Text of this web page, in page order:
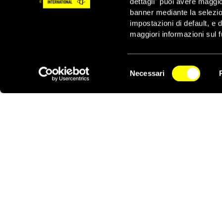
banner mediante la
impostazioni di default, e
maggiori informazioni sul
del
Necessari
fornito i primi
governo ha
emergenza durante
avviate indagini
Un anno dopo Gezi
conflitto e della
NEWSLETTER